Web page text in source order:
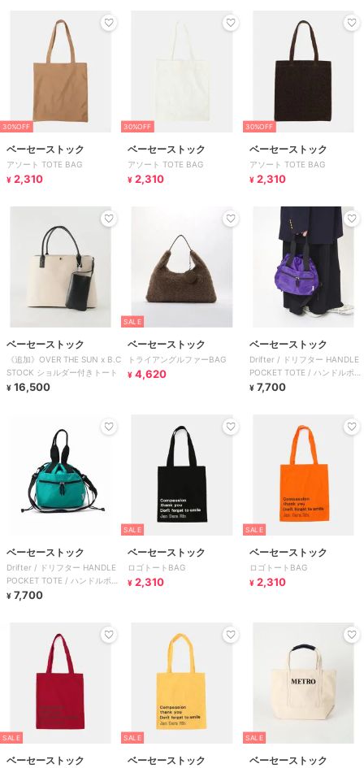
30%OFF
ベーセーストック
アソート TOTE BAG
¥ 2,310
30%OFF
ベーセーストック
アソート TOTE BAG
¥ 2,310
30%OFF
ベーセーストック
アソート TOTE BAG
¥ 2,310
ベーセーストック
《追加》OVER THE SUN x B.C
STOCK ショルダー付きトート
¥ 16,500
SALE
ベーセーストック
トライアングルファーBAG
¥ 4,620
ベーセーストック
Drifter / ドリフター HANDLE
POCKET TOTE / ハンドルポケ
ットトート
¥ 7,700
ベーセーストック
Drifter / ドリフター HANDLE
POCKET TOTE / ハンドルポケ
ットトート
¥ 7,700
SALE
ベーセーストック
ロゴトートBAG
¥ 2,310
SALE
ベーセーストック
ロゴトートBAG
¥ 2,310
SALE
ベーセーストック
SALE
ベーセーストック
SALE
ベーセーストック